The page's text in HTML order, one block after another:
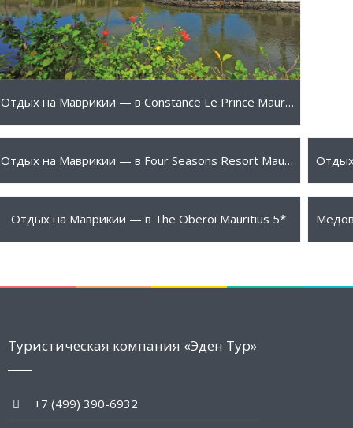
Отдых на Маврикии — в Constance Le Prince Maurice 5*
1680 € ПОДРОБНЕЕ Отдых на Маврикии — в Four Seasons Resort Mauritius at Anahita 5*
2679 € ПОДРОБНЕЕ
Отдых на Маврикии — в The Oberoi Mauritius 5* 875
Туристическая компания «Эден Тур»
+7 (499) 390-6932